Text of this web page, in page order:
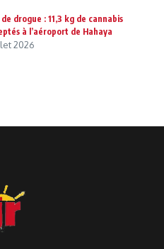
drogue : 11,3 kg de cannabis
à l’aéroport de Hahaya
2026